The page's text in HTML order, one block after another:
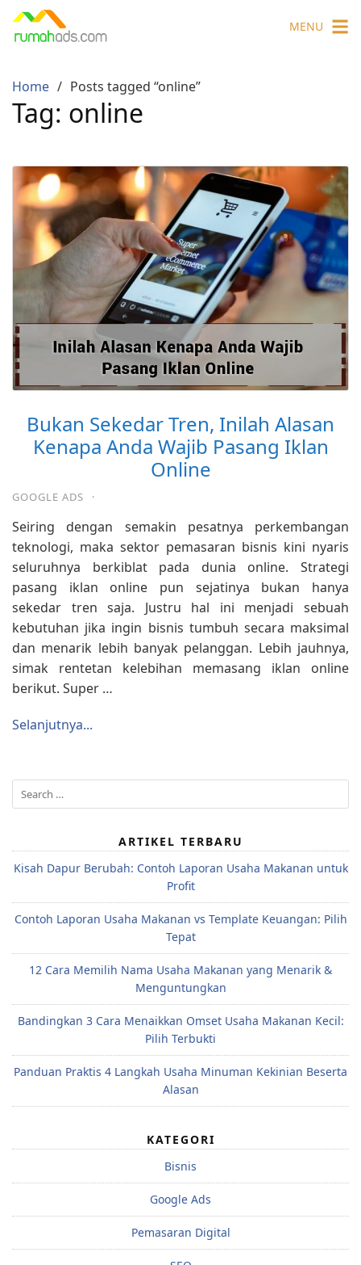
Skip
MENU
Home Posts tagged “online”
Tag: online
Bukan Sekedar Tren, Inilah Alasan
Kenapa Anda Wajib Pasang Iklan
Online
GOOGLE ADS ·
Seiring dengan semakin pesatnya perkembangan
teknologi, maka sektor pemasaran bisnis kini nyaris
seluruhnya berkiblat pada dunia online. Strategi
pasang iklan online pun sejatinya bukan hanya
sekedar tren saja. Justru hal ini menjadi sebuah
kebutuhan jika ingin bisnis tumbuh secara maksimal
dan menarik lebih banyak pelanggan. Lebih jauhnya,
simak rentetan kelebihan memasang iklan online
berikut. Super …
Selanjutnya...
Search
for:
ARTIKEL TERBARU
Kisah Dapur Berubah: Contoh Laporan Usaha Makanan untuk
Profit
Contoh Laporan Usaha Makanan vs Template Keuangan: Pilih
Tepat
12 Cara Memilih Nama Usaha Makanan yang Menarik &
Menguntungkan
Bandingkan 3 Cara Menaikkan Omset Usaha Makanan Kecil:
Pilih Terbukti
Panduan Praktis 4 Langkah Usaha Minuman Kekinian Beserta
Alasan
KATEGORI
Bisnis
Google Ads
Pemasaran Digital